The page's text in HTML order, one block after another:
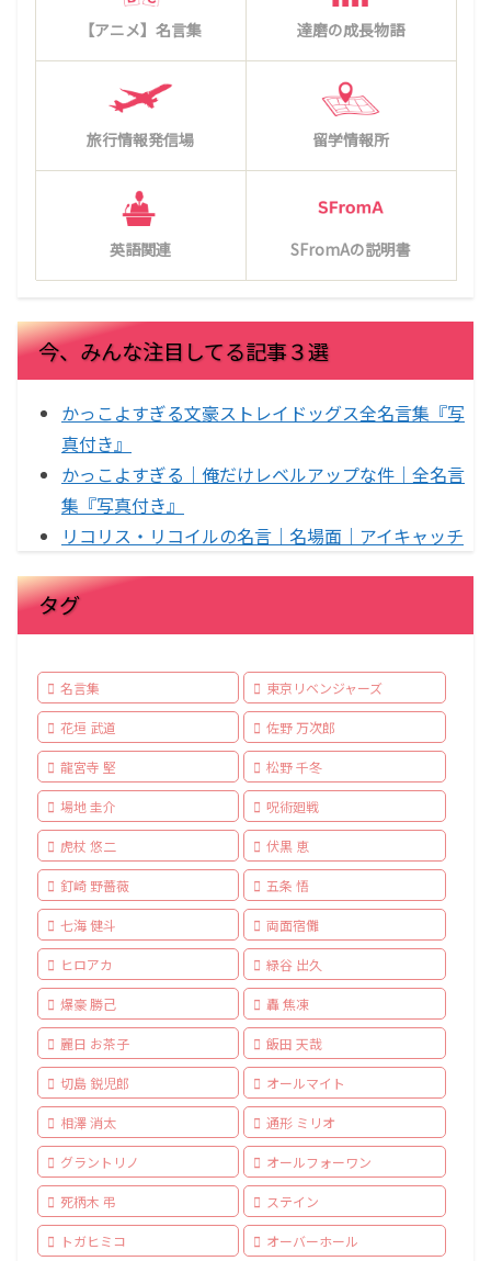
【アニメ】名言集 達磨の成長物語
旅行情報発信場 留学情報所
英語関連 SFromAの説明書
今、みんな注目してる記事３選
かっこよすぎる文豪ストレイドッグス全名言集『写
真付き』
かっこよすぎる｜俺だけレベルアップな件｜全名言
集『写真付き』
リコリス・リコイルの名言｜名場面｜アイキャッチ
タグ
名言集 東京リベンジャーズ
花垣 武道 佐野 万次郎
龍宮寺 堅 松野 千冬
場地 圭介 呪術廻戦
虎杖 悠二 伏黒 恵
釘崎 野薔薇 五条 悟
七海 健斗 両面宿儺
ヒロアカ 緑谷 出久
爆豪 勝己 轟 焦凍
麗日 お茶子 飯田 天哉
切島 鋭児郎 オールマイト
相澤 消太 通形 ミリオ
グラントリノ オールフォーワン
死柄木 弔 ステイン
トガヒミコ オーバーホール